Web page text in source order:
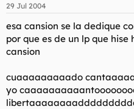
29 Jul 2004
esa cansion se la dedique
por que es de un lp que
cansion
cuaaaaaaaaado
yo